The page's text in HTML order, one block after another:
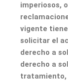
imperiosos,
vigente
solicitar el
derecho a
derecho a
tratamiento,